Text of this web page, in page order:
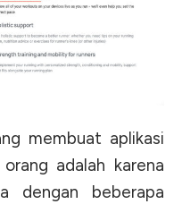
membuat aplikasi
adalah karena
dengan beberapa